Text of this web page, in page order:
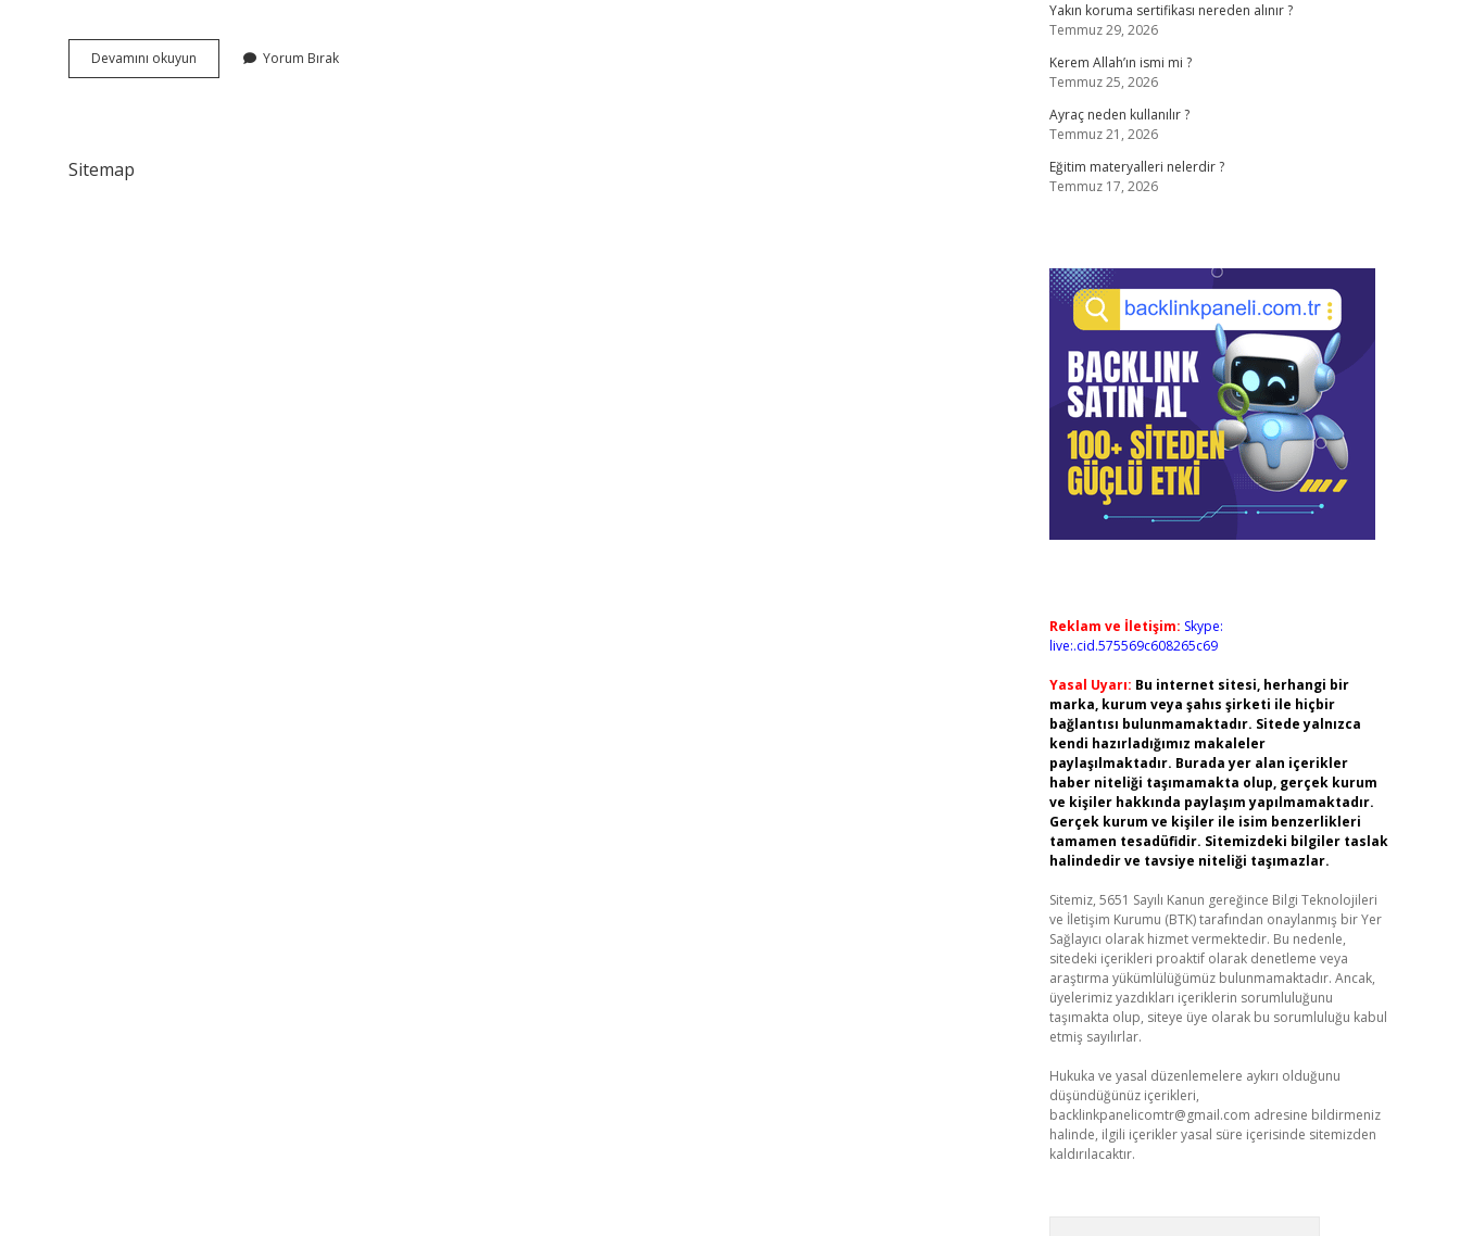
Devamını okuyun Biçimsel
Tasarım
Yorum Bırak
Sitemap
Yakın koruma sertifikası nereden alınır ?
Temmuz 29, 2026
Kerem Allah’ın ismi mi ?
Temmuz 25, 2026
Ayraç neden kullanılır ?
Temmuz 21, 2026
Eğitim materyalleri nelerdir ?
Temmuz 17, 2026
Reklam ve İletişim: Skype:
live:.cid.575569c608265c69
Yasal Uyarı: Bu internet sitesi, herhangi bir
marka, kurum veya şahıs şirketi ile hiçbir
bağlantısı bulunmamaktadır. Sitede yalnızca
kendi hazırladığımız makaleler
paylaşılmaktadır. Burada yer alan içerikler
haber niteliği taşımamakta olup, gerçek kurum
ve kişiler hakkında paylaşım yapılmamaktadır.
Gerçek kurum ve kişiler ile isim benzerlikleri
tamamen tesadüfidir. Sitemizdeki bilgiler taslak
halindedir ve tavsiye niteliği taşımazlar.
Sitemiz, 5651 Sayılı Kanun gereğince Bilgi Teknolojileri
ve İletişim Kurumu (BTK) tarafından onaylanmış bir Yer
Sağlayıcı olarak hizmet vermektedir. Bu nedenle,
sitedeki içerikleri proaktif olarak denetleme veya
araştırma yükümlülüğümüz bulunmamaktadır. Ancak,
üyelerimiz yazdıkları içeriklerin sorumluluğunu
taşımakta olup, siteye üye olarak bu sorumluluğu kabul
etmiş sayılırlar.
Hukuka ve yasal düzenlemelere aykırı olduğunu
düşündüğünüz içerikleri,
backlinkpanelicomtr@gmail.com adresine bildirmeniz
halinde, ilgili içerikler yasal süre içerisinde sitemizden
kaldırılacaktır.